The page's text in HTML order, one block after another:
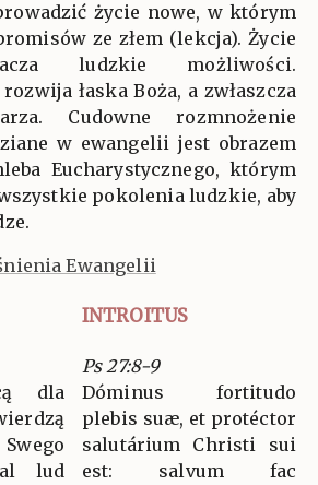
życie nowe, w którym
ze złem (lekcja). Życie
ludzkie możliwości.
łaska Boża, a zwłaszcza
Cudowne rozmnożenie
w ewangelii jest obrazem
Eucharystycznego, którym
pokolenia ludzkie, aby
Ewangelii
INTROITUS
dla
lud
Ps 27:8-9
Dóminus fortitudo
plebis suæ, et protéctor
salutárium Christi sui
est: salvum fac